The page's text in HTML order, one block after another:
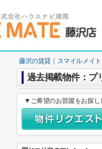
藤沢の賃貸｜スマイルメイ
過去掲載物件：プ
▼ご希望のお部屋をお探し